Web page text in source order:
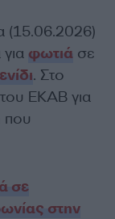
(15.06.2026)
φωτιά σε
. Στο
ΕΚΑΒ για
που
σε
στην